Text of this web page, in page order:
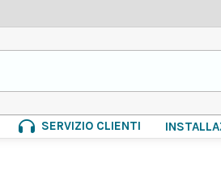
SERVIZIO CLIENTI